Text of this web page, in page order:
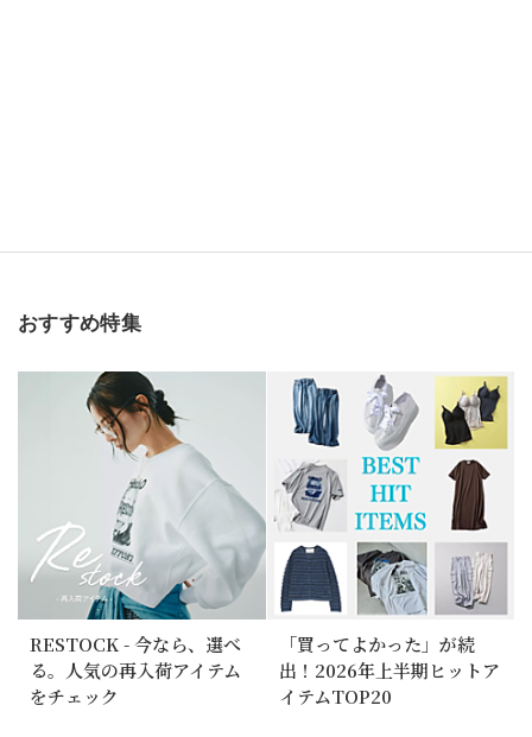
おすすめ特集
RESTOCK - 今なら、選べ
る。人気の再入荷アイテム
をチェック
「買ってよかった」が続
出！2026年上半期ヒットア
イテムTOP20